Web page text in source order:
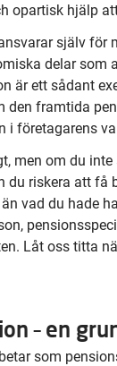
opartisk hjälp
själv för
delar som
är ett sådant
den framtida
i företagarens
men om du
du riskera att få
vad du hade
Låt oss titta
– en
som